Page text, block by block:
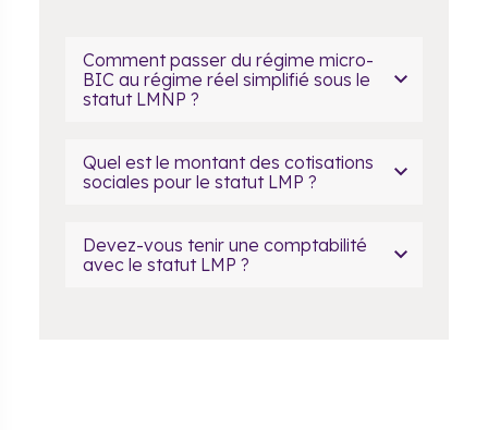
Comment passer du régime micro-
BIC au régime réel simplifié sous le
statut LMNP ?
Quel est le montant des cotisations
sociales pour le statut LMP ?
Devez-vous tenir une comptabilité
avec le statut LMP ?